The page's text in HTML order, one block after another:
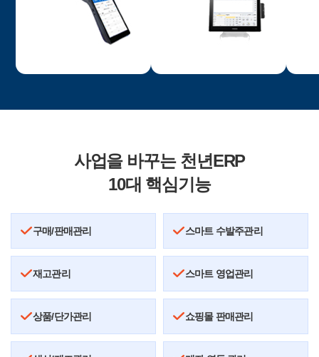
사업을 바꾸는 천년ERP
10대 핵심기능
구매/판매관리 스마트 수발주관리
재고관리 스마트 영업관리
상품/단가관리 쇼핑몰 판매관리